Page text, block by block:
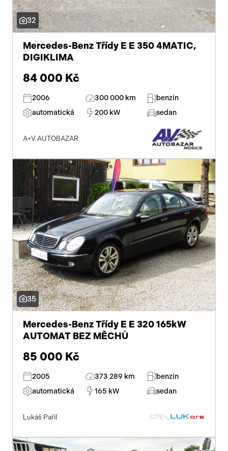
32
Mercedes-Benz Třídy E E 350 4MATIC,
DIGIKLIMA
84 000 Kč
2006 300 000 km
benzin
automatická
200 kW sedan
A+V AUTOBAZAR
35
Mercedes-Benz Třídy E E 320 165kW
AUTOMAT BEZ MĚCHŮ
85 000 Kč
2005 373 289 km
benzin
automatická
165 kW sedan
Lukáš Pařil